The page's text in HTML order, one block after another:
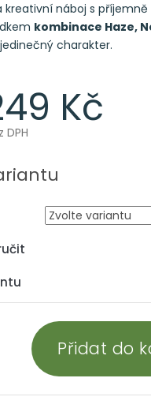
Kč
DPH
Přidat do
kreativní náboj s příjemně
kombinace Haze,
charakter.